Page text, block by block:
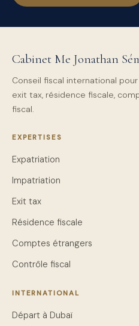
Cabinet Me Jonathan
Conseil fiscal international
exit tax, résidence fiscale,
fiscal.
EXPERTISES
Expatriation
Impatriation
Exit tax
Résidence fiscale
Comptes étrangers
Contrôle fiscal
INTERNATIONAL
Départ à Dubaï